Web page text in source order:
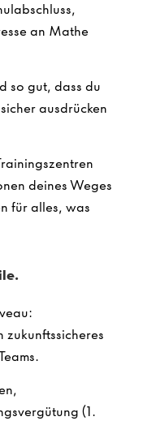
an Mathe
so gut, dass du
ausdrücken
deines Weges
für alles, was
(1.